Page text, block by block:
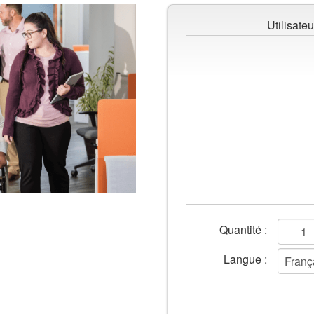
Champs
Quantité :
Langue :